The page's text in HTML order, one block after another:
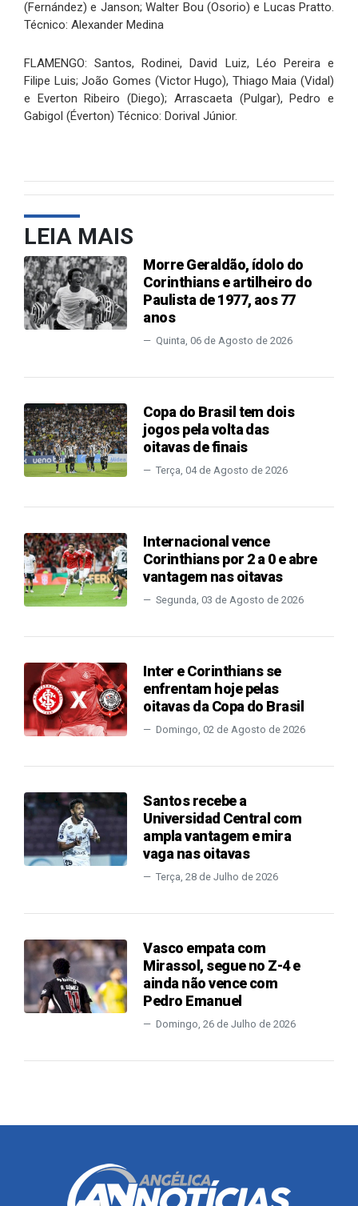
(Fernández) e Janson; Walter Bou (Osorio) e Lucas Pratto.
Técnico: Alexander Medina
FLAMENGO: Santos, Rodinei, David Luiz, Léo Pereira e
Filipe Luis; João Gomes (Victor Hugo), Thiago Maia (Vidal)
e Everton Ribeiro (Diego); Arrascaeta (Pulgar), Pedro e
Gabigol (Éverton) Técnico: Dorival Júnior.
LEIA MAIS
Morre Geraldão, ídolo do
Corinthians e artilheiro do
Paulista de 1977, aos 77
anos
Quinta, 06 de Agosto de 2026
Copa do Brasil tem dois
jogos pela volta das
oitavas de finais
Terça, 04 de Agosto de 2026
Internacional vence
Corinthians por 2 a 0 e abre
vantagem nas oitavas
Segunda, 03 de Agosto de 2026
Inter e Corinthians se
enfrentam hoje pelas
oitavas da Copa do Brasil
Domingo, 02 de Agosto de 2026
Santos recebe a
Universidad Central com
ampla vantagem e mira
vaga nas oitavas
Terça, 28 de Julho de 2026
Vasco empata com
Mirassol, segue no Z-4 e
ainda não vence com
Pedro Emanuel
Domingo, 26 de Julho de 2026